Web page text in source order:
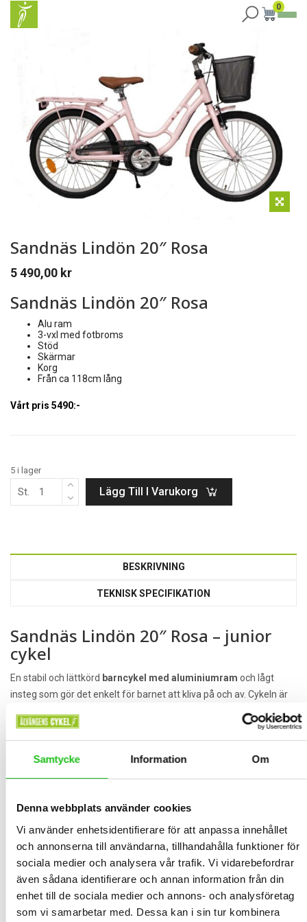
Samtycke Information Om
Denna webbplats använder cookies
Vi använder enhetsidentifierare för att anpassa innehållet
och annonserna till användarna, tillhandahålla funktioner för
sociala medier och analysera vår trafik. Vi vidarebefordrar
även sådana identifierare och annan information från din
enhet till de sociala medier och annons- och analysföretag
som vi samarbetar med. Dessa kan i sin tur kombinera
0
Sandnäs Lindön 20″ Rosa
5 490,00 kr
Sandnäs Lindön 20″ Rosa
Alu ram
3-vxl med fotbroms
Stöd
Skärmar
Korg
Från ca 118cm lång
Vårt pris 5490:-
5 i lager
St. Lägg Till I Varukorg
BESKRIVNING
TEKNISK SPECIFIKATION
Sandnäs Lindön 20″ Rosa – junior
cykel
En stabil och lättkörd barncykel med aluminiumram och lågt
insteg som gör det enkelt för barnet att kliva på och av. Cykeln är
, vilket ger smidig och anpassad
cykling både i stadsmiljö och lättare terräng.
Den praktiskacykelkorgengör det enkelt att ta med skolväskan
eller andra småsaker.
Perfekt sombarncykel för skolan, fritiden och vardagsäventyr,
Sandnäs
Sandnäs är svenskdesignade cyklar som är producerade med bra
kvalitet samtidigt som dem har behållt sitt låga pris. Med stilrena
designer och färger finns det alltid en cykel för alla.
Shimano